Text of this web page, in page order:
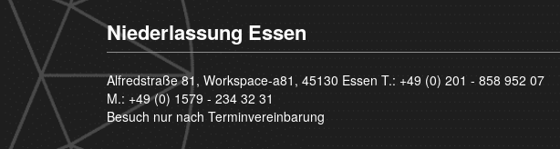
Niederlassung Essen
Alfredstraße 81, Workspace-a81, 45130 Essen T.: +49 (0) 201 - 858 952 07
M.: +49 (0) 1579 - 234 32 31
Besuch nur nach Terminvereinbarung